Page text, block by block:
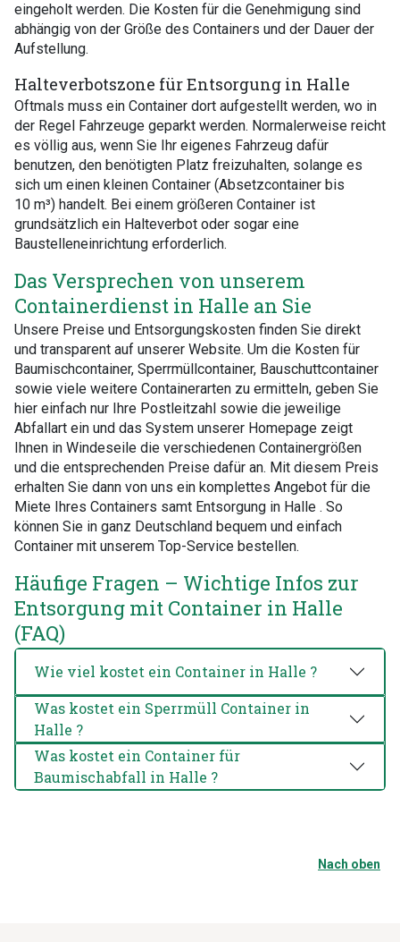
eingeholt werden. Die Kosten für die Genehmigung sind
abhängig von der Größe des Containers und der Dauer der
Aufstellung.
Halteverbotszone für Entsorgung in Halle
Oftmals muss ein Container dort aufgestellt werden, wo in
der Regel Fahrzeuge geparkt werden. Normalerweise reicht
es völlig aus, wenn Sie Ihr eigenes Fahrzeug dafür
benutzen, den benötigten Platz freizuhalten, solange es
sich um einen kleinen Container (Absetzcontainer bis
10 m³) handelt. Bei einem größeren Container ist
grundsätzlich ein Halteverbot oder sogar eine
Baustelleneinrichtung erforderlich.
Das Versprechen von unserem
Containerdienst in Halle an Sie
Unsere Preise und Entsorgungskosten finden Sie direkt
und transparent auf unserer Website. Um die Kosten für
Baumischcontainer, Sperrmüllcontainer, Bauschuttcontainer
sowie viele weitere Containerarten zu ermitteln, geben Sie
hier einfach nur Ihre Postleitzahl sowie die jeweilige
Abfallart ein und das System unserer Homepage zeigt
Ihnen in Windeseile die verschiedenen Containergrößen
und die entsprechenden Preise dafür an. Mit diesem Preis
erhalten Sie dann von uns ein komplettes Angebot für die
Miete Ihres Containers samt Entsorgung in Halle . So
können Sie in ganz Deutschland bequem und einfach
Container mit unserem Top-Service bestellen.
Häufige Fragen – Wichtige Infos zur
Entsorgung mit Container in Halle
(FAQ)
Wie viel kostet ein Container in Halle ?
Was kostet ein Sperrmüll Container in
Halle ?
Was kostet ein Container für
Baumischabfall in Halle ?
Nach oben